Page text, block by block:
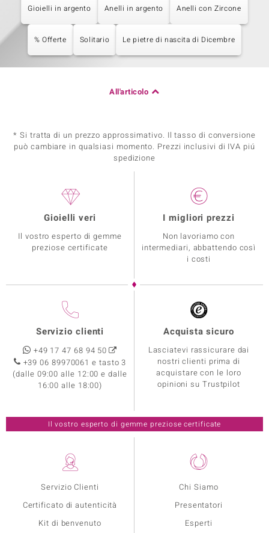
Gioielli in argento Anelli in argento Anelli con Zircone
% Offerte Solitario Le pietre di nascita di Dicembre
All'articolo
* Si tratta di un prezzo approssimativo. Il tasso di conversione
può cambiare in qualsiasi momento. Prezzi inclusivi di IVA piú
spedizione
Servizio Clienti
Certificato di autenticità
Kit di benvenuto
Chi Siamo
Presentatori
Esperti
Gioielli veri
Il vostro esperto di gemme
preziose certificate
I migliori prezzi
Non lavoriamo con
intermediari, abbattendo così
i costi
Servizio clienti
+49 17 47 68 94 50
+39 06 89970061 e tasto 3
(dalle 09:00 alle 12:00 e dalle
16:00 alle 18:00)
Acquista sicuro
Lasciatevi rassicurare dai
nostri clienti prima di
acquistare con le loro
opinioni su Trustpilot
Il vostro esperto di gemme preziose certificate